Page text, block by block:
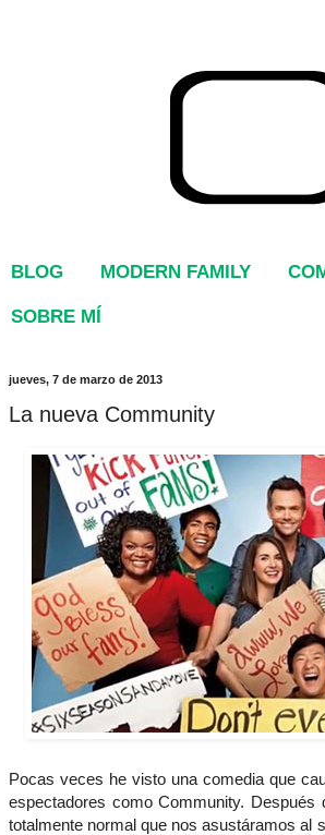
BLOG MODERN FAMILY
SOBRE MÍ
jueves, 7 de marzo de 2013
La nueva Community
Pocas veces he visto una comedia que
espectadores como Community.
totalmente normal que nos asustáramos al
¿Dónde puedes leerme ahora?